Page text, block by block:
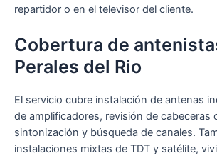
repartidor o en el televisor del cliente.
Cobertura de
Perales del Rio
El servicio cubre instalación de antenas
de amplificadores, revisión de cabeceras
sintonización y búsqueda de canales.
instalaciones mixtas de TDT y satélite,